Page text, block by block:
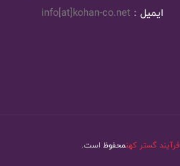
ایمیل : info[at]kohan-co.net
فرآیند گستر کهنمحفوظ است.